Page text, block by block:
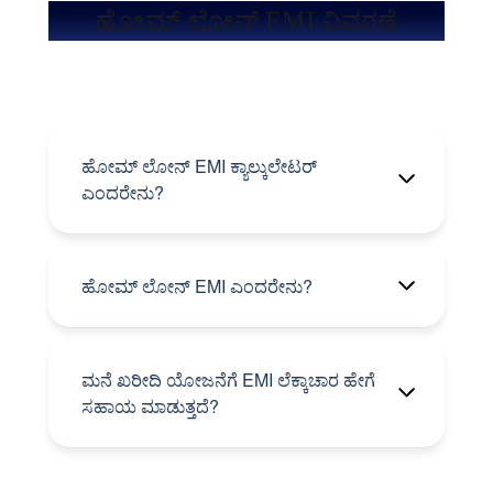
ಹೋಮ್ ಲೋನ್ EMI ವಿವರಣೆ
ಹೋಮ್ ಲೋನ್ EMI ಕ್ಯಾಲ್ಕುಲೇಟರ್
ಎಂದರೇನು?
ಹೋಮ್ ಲೋನ್ EMI ಎಂದರೇನು?
ಮನೆ ಖರೀದಿ ಯೋಜನೆಗೆ EMI ಲೆಕ್ಕಾಚಾರ ಹೇಗೆ
ಸಹಾಯ ಮಾಡುತ್ತದೆ?